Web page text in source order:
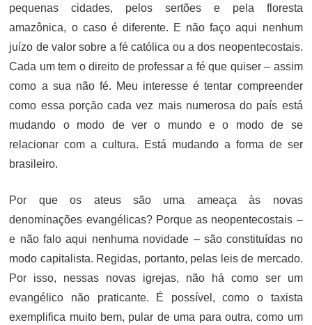
pequenas cidades, pelos sertões e pela floresta
amazônica, o caso é diferente. E não faço aqui nenhum
juízo de valor sobre a fé católica ou a dos neopentecostais.
Cada um tem o direito de professar a fé que quiser – assim
como a sua não fé. Meu interesse é tentar compreender
como essa porção cada vez mais numerosa do país está
mudando o modo de ver o mundo e o modo de se
relacionar com a cultura. Está mudando a forma de ser
brasileiro.
Por que os ateus são uma ameaça às novas
denominações evangélicas? Porque as neopentecostais –
e não falo aqui nenhuma novidade – são constituídas no
modo capitalista. Regidas, portanto, pelas leis de mercado.
Por isso, nessas novas igrejas, não há como ser um
evangélico não praticante. É possível, como o taxista
exemplifica muito bem, pular de uma para outra, como um